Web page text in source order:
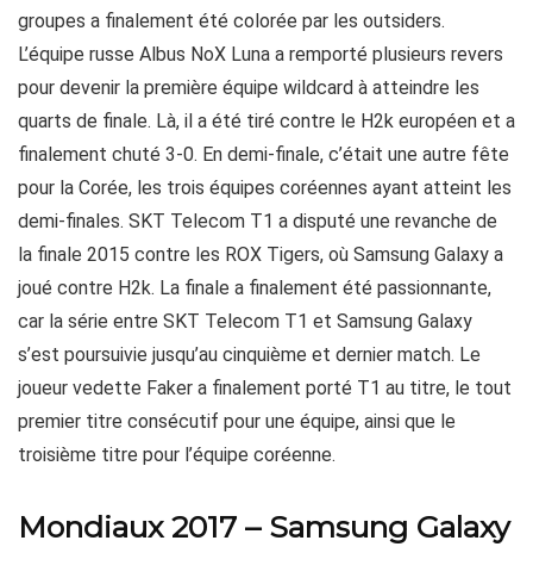
groupes a finalement été colorée par les outsiders.
L’équipe russe Albus NoX Luna a remporté plusieurs revers
pour devenir la première équipe wildcard à atteindre les
quarts de finale. Là, il a été tiré contre le H2k européen et a
finalement chuté 3-0. En demi-finale, c’était une autre fête
pour la Corée, les trois équipes coréennes ayant atteint les
demi-finales. SKT Telecom T1 a disputé une revanche de
la finale 2015 contre les ROX Tigers, où Samsung Galaxy a
joué contre H2k. La finale a finalement été passionnante,
car la série entre SKT Telecom T1 et Samsung Galaxy
s’est poursuivie jusqu’au cinquième et dernier match. Le
joueur vedette Faker a finalement porté T1 au titre, le tout
premier titre consécutif pour une équipe, ainsi que le
troisième titre pour l’équipe coréenne.
Mondiaux 2017 – Samsung Galaxy